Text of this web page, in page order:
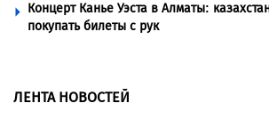
Концерт Канье Уэста в Алматы:
покупать билеты с рук
ЛЕНТА НОВОСТЕЙ